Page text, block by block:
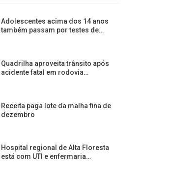
Adolescentes acima dos 14 anos
também passam por testes de…
Quadrilha aproveita trânsito após
acidente fatal em rodovia…
Receita paga lote da malha fina de
dezembro
Hospital regional de Alta Floresta
está com UTI e enfermaria…